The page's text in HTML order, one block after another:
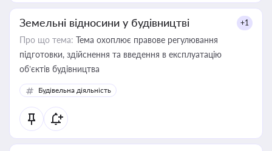
Земельні відносини у будівництві +1
Про що тема: Тема охоплює правове регулювання
підготовки, здійснення та введення в експлуатацію
об’єктів будівництва
Будівельна діяльність